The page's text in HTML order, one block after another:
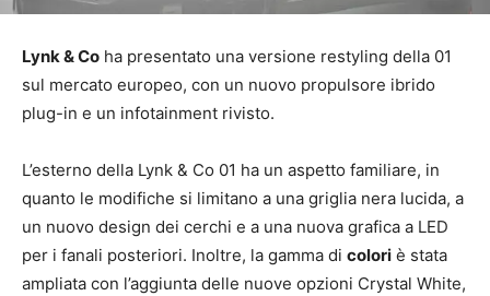
Lynk & Co ha presentato una versione restyling della 01
sul mercato europeo, con un nuovo propulsore ibrido
plug-in e un infotainment rivisto.
L’esterno della Lynk & Co 01 ha un aspetto familiare, in
quanto le modifiche si limitano a una griglia nera lucida, a
un nuovo design dei cerchi e a una nuova grafica a LED
per i fanali posteriori. Inoltre, la gamma di colori è stata
ampliata con l’aggiunta delle nuove opzioni Crystal White,